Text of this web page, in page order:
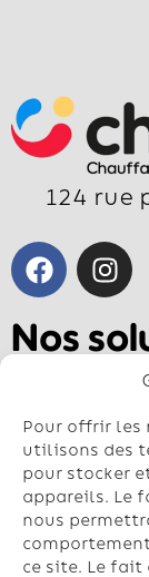
Pour offrir les
utilisons des
pour stocker
appareils. Le
nous
ce site. Le fait
124 rue
Nos
Pompe à
Géothermie
Chauffe-
Nos